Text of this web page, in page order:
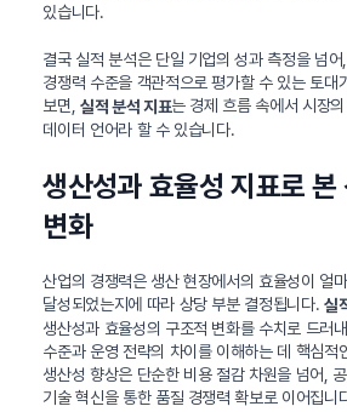
있습니다.
결국 실적 분석은 단일 기업의 성과 측정을 넘
경쟁력 수준을 객관적으로 평가할 수 있는 토대
보면, 실적 분석 지표는 경제 흐름 속에서 시장
데이터 언어라 할 수 있습니다.
생산성과 효율성 지표로 본
변화
산업의 경쟁력은 생산 현장에서의 효율성이 얼
달성되었는지에 따라 상당 부분 결정됩니다. 실
생산성과 효율성의 구조적 변화를 수치로 드러
수준과 운영 전략의 차이를 이해하는 데 핵심적
생산성 향상은 단순한 비용 절감 차원을 넘어,
기술 혁신을 통한 품질 경쟁력 확보로 이어집니